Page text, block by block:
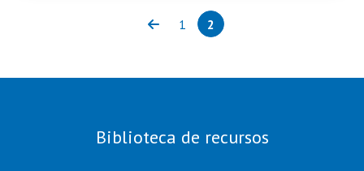
Previous
Page
1 Page
2(current)
Biblioteca de recursos